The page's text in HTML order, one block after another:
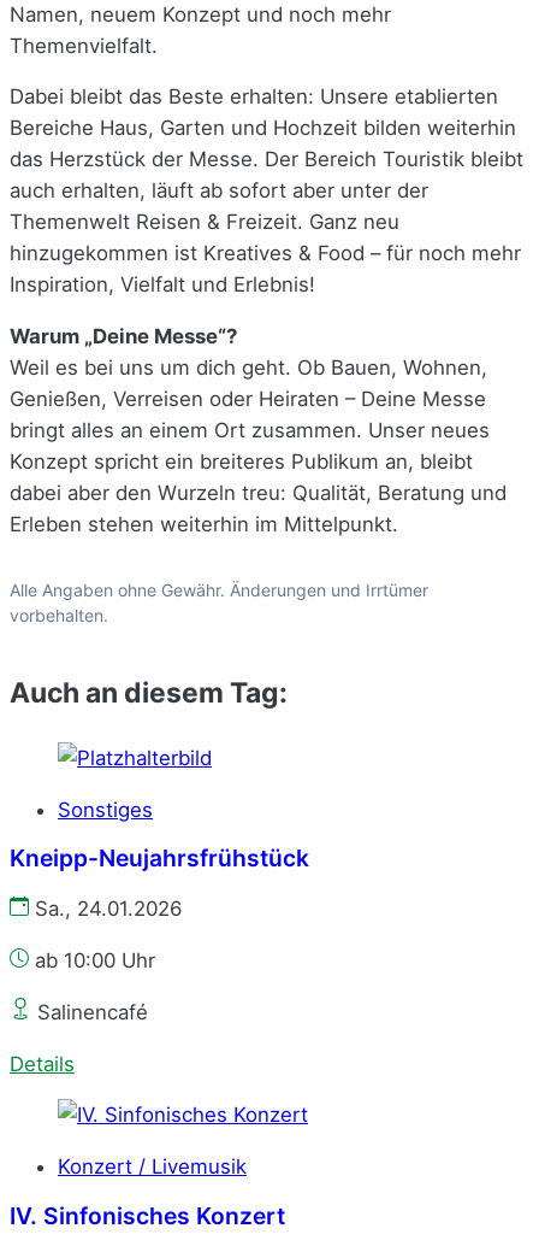
Namen, neuem Konzept und noch mehr
Themenvielfalt.
Dabei bleibt das Beste erhalten: Unsere etablierten
Bereiche Haus, Garten und Hochzeit bilden weiterhin
das Herzstück der Messe. Der Bereich Touristik bleibt
auch erhalten, läuft ab sofort aber unter der
Themenwelt Reisen & Freizeit. Ganz neu
hinzugekommen ist Kreatives & Food – für noch mehr
Inspiration, Vielfalt und Erlebnis!
Warum „Deine Messe“?
Weil es bei uns um dich geht. Ob Bauen, Wohnen,
Genießen, Verreisen oder Heiraten – Deine Messe
bringt alles an einem Ort zusammen. Unser neues
Konzept spricht ein breiteres Publikum an, bleibt
dabei aber den Wurzeln treu: Qualität, Beratung und
Erleben stehen weiterhin im Mittelpunkt.
Alle Angaben ohne Gewähr. Änderungen und Irrtümer
vorbehalten.
Auch an diesem Tag:
Sonstiges
Kneipp-Neujahrsfrühstück
Sa., 24.01.2026
ab 10:00 Uhr
Salinencafé
Details
Konzert / Livemusik
IV. Sinfonisches Konzert